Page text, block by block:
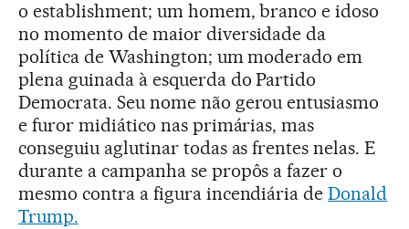
o establishment; um homem, branco e idoso
no momento de maior diversidade da
política de Washington; um moderado em
plena guinada à esquerda do Partido
Democrata. Seu nome não gerou entusiasmo
e furor midiático nas primárias, mas
conseguiu aglutinar todas as frentes nelas. E
durante a campanha se propôs a fazer o
mesmo contra a figura incendiária deDonald
Trump.